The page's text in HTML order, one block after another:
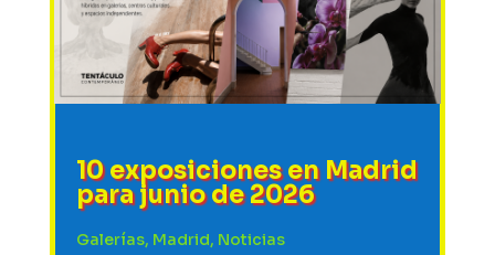
10 exposiciones en Madrid
para junio de 2026
Galerías, Madrid, Noticias